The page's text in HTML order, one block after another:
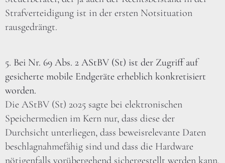
Strafverteidigung ist in der ersten Notsituation
rausgedrängt.
5. Bei Nr. 69 Abs. 2 AStBV (St) ist der Zugriff auf
gesicherte mobile Endgeräte erheblich konkretisiert
worden.
Die AStBV (St) 2025 sagte bei elektronischen
Speichermedien im Kern nur, dass diese der
Durchsicht unterliegen, dass beweisrelevante Daten
beschlagnahmefähig sind und dass die Hardware
nötigenfalls vorübergehend sichergestellt werden kann.